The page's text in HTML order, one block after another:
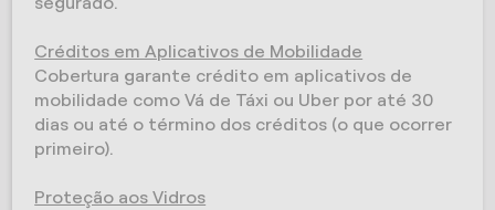
Créditos em Aplicativos de Mobilidade
Cobertura garante crédito em aplicativos de
mobilidade como Vá de Táxi ou Uber por até 30
dias ou até o término dos créditos (o que ocorrer
primeiro).
Proteção aos Vidros